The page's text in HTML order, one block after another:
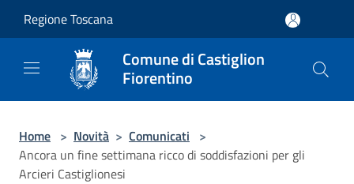
Regione Toscana
Comune di Castiglion
Fiorentino
Home > Novità > Comunicati >
Ancora un fine settimana ricco di soddisfazioni per gli
Arcieri Castiglionesi